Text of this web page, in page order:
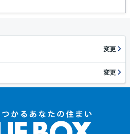
変更
変更